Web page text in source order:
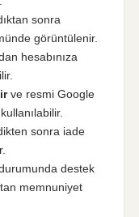
sonra
görüntülenir.
hesabınıza
ve resmi Google
sonra iade
destek
memnuniyet